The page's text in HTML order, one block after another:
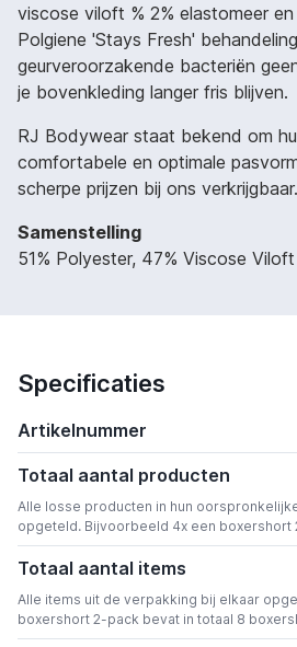
viscose viloft % 2% elastomeer
Polgiene 'Stays Fresh'
geurveroorzakende bacteriën
je bovenkleding langer fris blijven.
RJ Bodywear staat bekend om
comfortabele en optimale
scherpe prijzen bij ons verkrijgbaar.
Samenstelling
51% Polyester, 47% Viscose
Specificaties
Artikelnummer
Totaal aantal producten
Alle losse producten in hun
opgeteld. Bijvoorbeeld 4x een boxershort
Totaal aantal items
Alle items uit de verpakking bij elkaar
boxershort 2-pack bevat in totaal 8